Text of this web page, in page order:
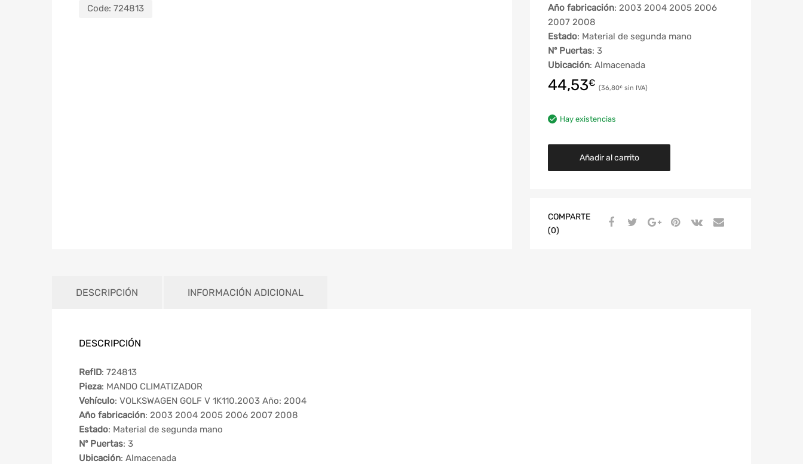
Code: 724813
Año fabricación: 2003 2004 2005 2006
2007 2008
Estado: Material de segunda mano
Nº Puertas: 3
Ubicación: Almacenada
44,53€ 36,80€
Hay existencias
Añadir al carrito
COMPARTE
(0)
DESCRIPCIÓN INFORMACIÓN ADICIONAL
DESCRIPCIÓN
RefID: 724813
Pieza: MANDO CLIMATIZADOR
Vehículo: VOLKSWAGEN GOLF V 1K110.2003 Año: 2004
Año fabricación: 2003 2004 2005 2006 2007 2008
Estado: Material de segunda mano
Nº Puertas: 3
Ubicación: Almacenada